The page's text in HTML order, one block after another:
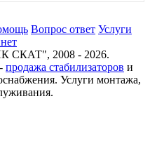
Вопрос ответ Услуги
СКАТ", 2008 - 2026.
продажа стабилизаторов и
Услуги монтажа,